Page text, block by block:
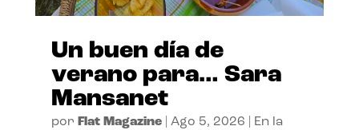
Un buen día de
verano para… Sara
Mansanet
por Flat Magazine| Ago 5, 2026
En la